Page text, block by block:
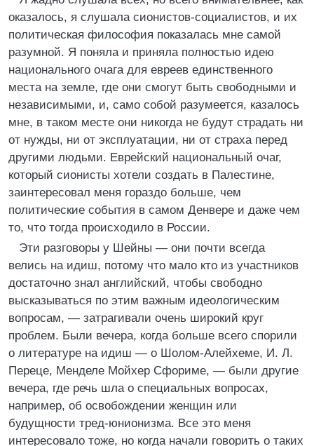
оказалось, я слушала сионистов-социалистов, и их
политическая философия показалась мне самой
разумной. Я поняла и приняла полностью идею
национального очага для евреев единственного
места на земле, где они смогут быть свободными и
независимыми, и, само собой разумеется, казалось
мне, в таком месте они никогда не будут страдать ни
от нужды, ни от эксплуатации, ни от страха перед
другими людьми. Еврейский национальный очаг,
который сионисты хотели создать в Палестине,
заинтересовал меня гораздо больше, чем
политические события в самом Денвере и даже чем
то, что тогда происходило в России.
Эти разговоры у Шейны — они почти всегда
велись на идиш, потому что мало кто из участников
достаточно знал английский, чтобы свободно
высказываться по этим важным идеологическим
вопросам, — затрагивали очень широкий круг
проблем. Были вечера, когда больше всего спорили
о литературе на идиш — о Шолом-Алейхеме, И. Л.
Переце, Менделе Мойхер Сфориме, — были другие
вечера, где речь шла о специальных вопросах,
например, об освобождении женщин или
будущности тред-юнионизма. Все это меня
интересовало тоже, но когда начали говорить о таких